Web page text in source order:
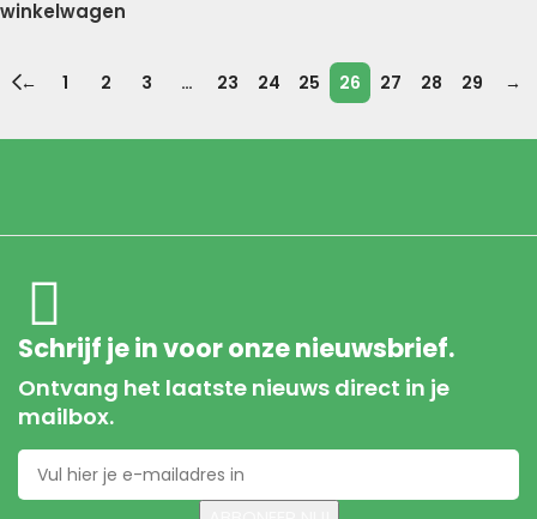
winkelwagen
← 1 2 3 … 23 24 25 26 27 28 29 →
Schrijf je in voor onze nieuwsbrief.
Ontvang het laatste nieuws direct in je
mailbox.